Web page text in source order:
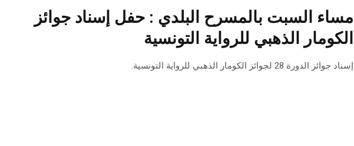
مساء السبت بالمسرح البلدي : حفل إسناد جوائز
الكومار الذهبي للرواية التونسية
إسناد جوائز الدورة 28 لجوائز الكومار الذهبي للرواية التونسية.